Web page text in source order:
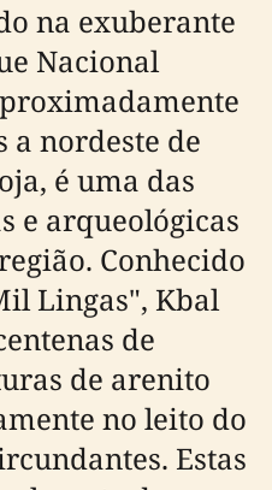
na exuberante
Nacional
a nordeste de
é uma das
e arqueológicas
Conhecido
Lingas", Kbal
de
de arenito
no leito do
Estas